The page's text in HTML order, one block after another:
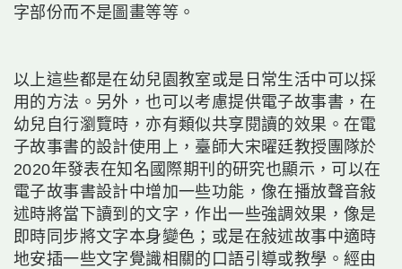
字部份而不是圖畫等等。
以上這些都是在幼兒園教室或是日常生活中可以採
用的方法。另外，也可以考慮提供電子故事書，在
幼兒自行瀏覽時，亦有類似共享閱讀的效果。在電
子故事書的設計使用上，臺師大宋曜廷教授團隊於
2020年發表在知名國際期刊的研究也顯示，可以在
電子故事書設計中增加一些功能，像在播放聲音敍
述時將當下讀到的文字，作出一些強調效果，像是
即時同步將文字本身變色；或是在敍述故事中適時
地安插一些文字覺識相關的口語引導或教學。經由